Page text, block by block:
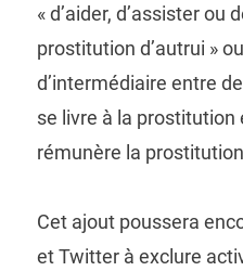
« d’aider, d’assister ou
prostitution d’autrui »
d’intermédiaire entre
se livre à la prostitution
rémunère la prostitution
Cet ajout poussera
et Twitter à exclure